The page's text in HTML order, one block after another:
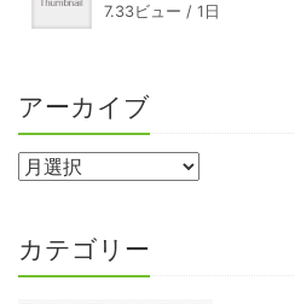
7.33ビュー / 1日
アーカイブ
カテゴリー